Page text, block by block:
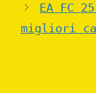
EA FC
migliori